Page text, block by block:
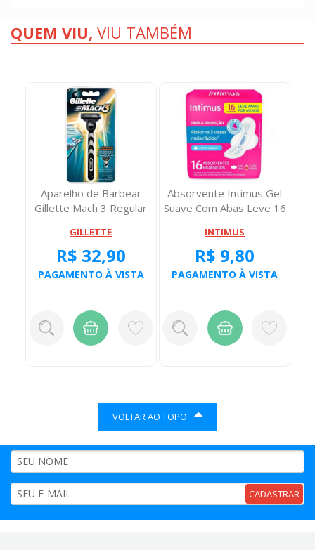
QUEM VIU, VIU TAMBÉM
Aparelho de Barbear
Gillette Mach 3 Regular
GILLETTE
R$ 32,90
PAGAMENTO À VISTA
Absorvente Intimus Gel
Suave Com Abas Leve 16
INTIMUS
R$ 9,80
PAGAMENTO À VISTA
VOLTAR AO TOPO
CADASTRAR